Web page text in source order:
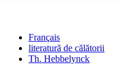
Français
literatură de călătorii
Th. Hebbelynck